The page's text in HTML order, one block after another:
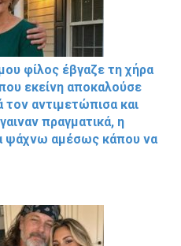
φίλος έβγαζε τη χήρα
εκείνη αποκαλούσε
αντιμετώπισα και
πραγματικά, η
ψάχνω αμέσως κάπου να